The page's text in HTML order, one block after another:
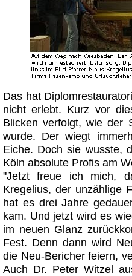
Das hat
nicht erlebt. Kurz vor
Blicken verfolgt, wie der
wurde. Der wiegt
Eiche. Doch sie wusste,
Köln absolute Profis am
"Jetzt freue ich mich,
Kregelius, der unzählige
hat es drei Jahre
kam. Und jetzt wird es
im neuen Glanz
Fest. Denn dann wird
die Neu-Bericher feiern,
Auch Dr. Peter Witzel